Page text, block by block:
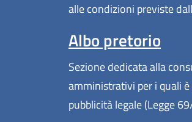
alle condizioni previste
Albo pretorio
Sezione dedicata alla
amministrativi per i quali
pubblicità legale (Legge